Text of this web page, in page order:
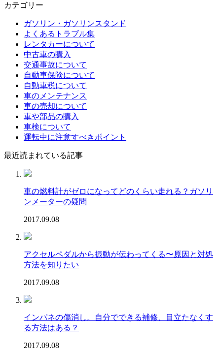
カテゴリー
ガソリン・ガソリンスタンド
よくあるトラブル集
レンタカーについて
中古車の購入
交通事故について
自動車保険について
自動車税について
車のメンテナンス
車の売却について
車や部品の購入
車検について
運転中に注意すべきポイント
最近読まれている記事
車の燃料計がゼロになってどのくらい走れる？ガソリ
ンメーターの疑問
2017.09.08
アクセルペダルから振動が伝わってくる〜原因と対処
方法を知りたい
2017.09.08
インパネの傷消し。自分でできる補修、目立たなくす
る方法はある？
2017.09.08